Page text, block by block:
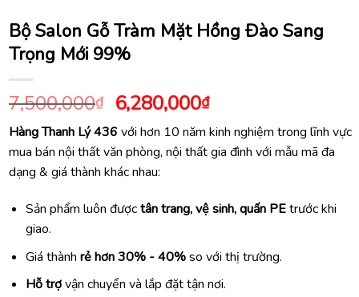
Bộ Salon Gỗ Tràm Mặt Hồng Đào Sang
Trọng Mới 99%
7,500,000₫ Giá
gốc
là:
7,500,000₫.
6,280,000₫Giá
hiện
tại
là:
Hàng Thanh Lý 436 với hơn 10 năm kinh nghiệm trong lĩnh vực
mua bán nội thất văn phòng, nội thất gia đình với mẫu mã đa
dạng & giá thành khác nhau:
Sản phẩm luôn đượctân trang, vệ sinh, quấn PEtrước khi
giao.
Giá thành rẻ hơn 30% - 40%so với thị trường.
Hỗ trợvận chuyển và lắp đặt tận nơi.